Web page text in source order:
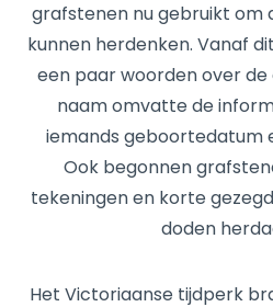
grafstenen nu gebruikt om
kunnen herdenken. Vanaf
een paar woorden over de
naam omvatte de
iemands geboortedatum
Ook begonnen
tekeningen en korte
doden
Het Victoriaanse tijdperk